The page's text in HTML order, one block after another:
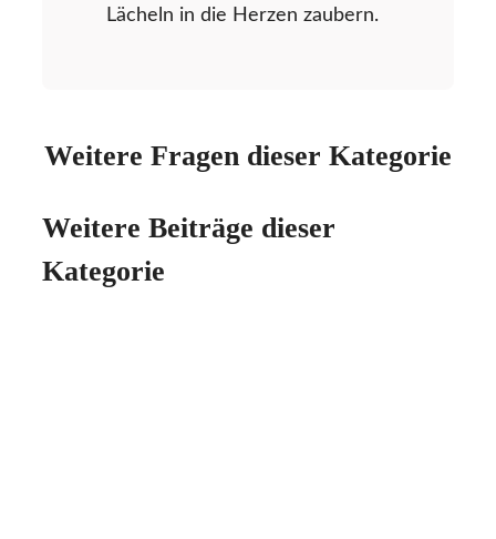
Lächeln in die Herzen zaubern.
Weitere Fragen dieser Kategorie
Weitere Beiträge dieser
Kategorie